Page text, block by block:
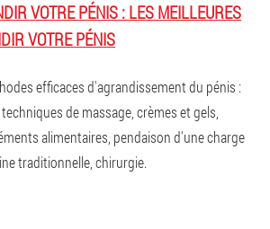
VOTRE PÉNIS : LES MEILLEURES
VOTRE PÉNIS
efficaces d'agrandissement du pénis :
de massage, crèmes et gels,
alimentaires, pendaison d'une charge
traditionnelle, chirurgie.